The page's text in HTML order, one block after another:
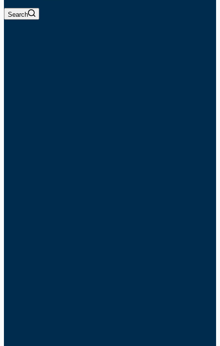
Search